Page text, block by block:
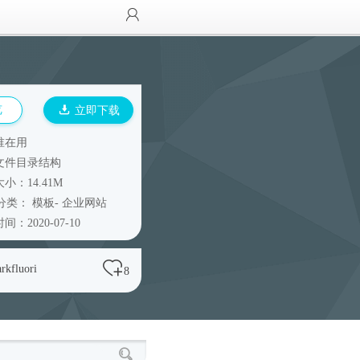
立即下载
在用
件目录结构
小：14.41M
类： 模板- 企业网站
间：2020-07-10
8